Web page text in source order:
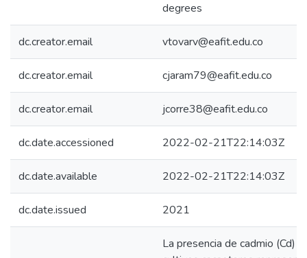
degrees
dc.creator.email vtovarv@eafit.edu.co
dc.creator.email cjaram79@eafit.edu.co
dc.creator.email jcorre38@eafit.edu.co
dc.date.accessioned 2022-02-21T22:14:03Z
dc.date.available 2022-02-21T22:14:03Z
dc.date.issued 2021
La presencia de cadmio (Cd)